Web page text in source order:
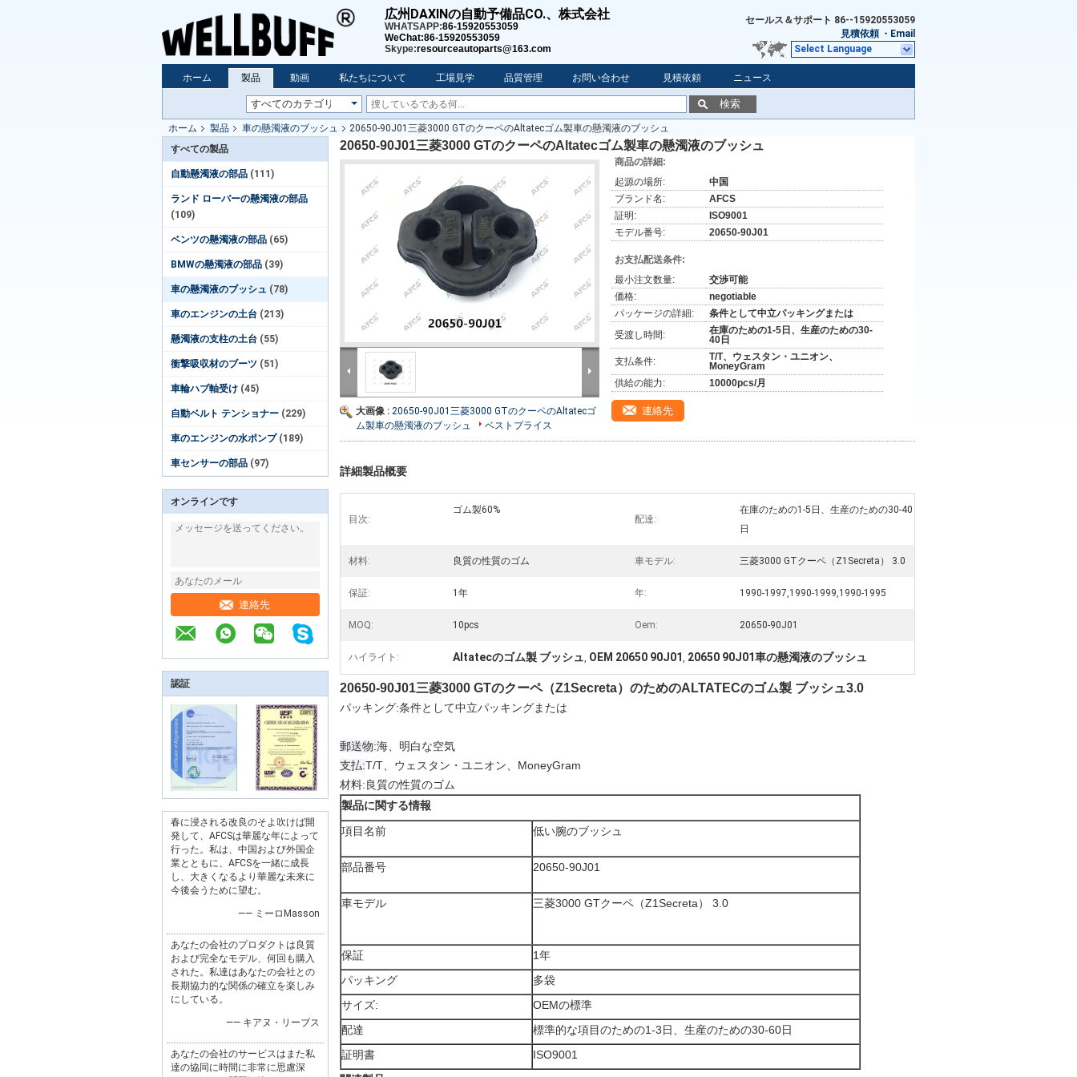
広州DAXINの自動予備品CO.、株式会社
WHATSAPP:86-15920553059
WeChat:86-15920553059
Skype:resourceautoparts@163.com
セールス＆サポート 86--15920553059
見積依頼 - Email
Select Language
ホーム 製品 動画 私たちについて 工場見学 品質管理 お問い合わせ 見積依頼 ニュース
検索
ホーム 製品 車の懸濁液のブッシュ
20650-90J01三菱3000 GTのクーペのAltatecゴム製車の懸濁液のブッシュ
すべての製品
自動懸濁液の部品 (111)
ランド ローバーの懸濁液の部品
(109)
ベンツの懸濁液の部品 (65)
BMWの懸濁液の部品 (39)
車の懸濁液のブッシュ (78)
車のエンジンの土台 (213)
懸濁液の支柱の土台 (55)
衝撃吸収材のブーツ (51)
車輪ハブ軸受け (45)
自動ベルト テンショナー (229)
車のエンジンの水ポンプ (189)
車センサーの部品 (97)
オンラインです
連絡先
認証
春に浸される改良のそよ吹けば開
発して、AFCSは華麗な年によって
行った。私は、中国および外国企
業とともに、AFCSを一緒に成長
し、大きくなるより華麗な未来に
今後会うために望む。
—— ミーロMasson
あなたの会社のプロダクトは良質
および完全なモデル、何回も購入
された。私達はあなたの会社との
長期協力的な関係の確立を楽しみ
にしている。
—— キアヌ・リーブス
あなたの会社のサービスはまた私
達の協同に時間に非常に思慮深
20650-90J01三菱3000 GTのクーペのAltatecゴム製車の懸濁液のブッシュ
大画像 : 20650-90J01三菱3000 GTのクーペのAltatecゴ
ム製車の懸濁液のブッシュ
ベストプライス
商品の詳細:
起源の場所:
中国
ブランド名:
AFCS
証明:
ISO9001
モデル番号:
20650-90J01
お支払配送条件:
最小注文数量:
交渉可能
価格:
negotiable
パッケージの詳細:
条件として中立パッキングまたは
受渡し時間:
在庫のための1-5日、生産のための30-
40日
支払条件:
T/T、ウェスタン・ユニオン、
MoneyGram
供給の能力:
10000pcs/月
連絡先
詳細製品概要
目次:
ゴム製60%
配達:
在庫のための1-5日、生産のための30-40
日
材料: 良質の性質のゴム 車モデル: 三菱3000 GTクーペ（Z1Secreta） 3.0
保証: 1年 年: 1990-1997,1990-1999,1990-1995
MOQ: 10pcs Oem: 20650-90J01
ハイライト: Altatecのゴム製 ブッシュ, OEM 20650 90J01 , 20650 90J01車の懸濁液のブッシュ
20650-90J01三菱3000 GTのクーペ（Z1Secreta）のためのALTATECのゴム製 ブッシュ3.0
パッキング:条件として中立パッキングまたは
郵送物:海、明白な空気
支払:T/T、ウェスタン・ユニオン、MoneyGram
材料:良質の性質のゴム
製品に関する情報
項目名前
低い腕のブッシュ
部品番号 20650-90J01
車モデル 三菱3000 GTクーペ（Z1Secreta） 3.0
保証
1年
パッキング
多袋
サイズ:
OEMの標準
配達
標準的な項目のための1-3日、生産のための30-60日
証明書
ISO9001